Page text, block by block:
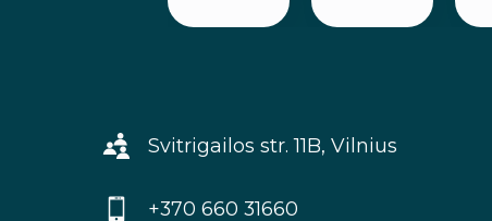
Svitrigailos str. 11B, Vilnius
+370 660 31660